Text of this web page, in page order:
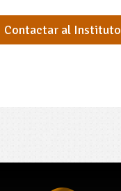
Contactar al Instituto